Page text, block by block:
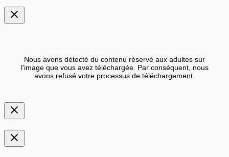
Nous avons détecté du contenu réservé aux adultes sur
l'image que vous avez téléchargée. Par conséquent, nous
avons refusé votre processus de téléchargement.